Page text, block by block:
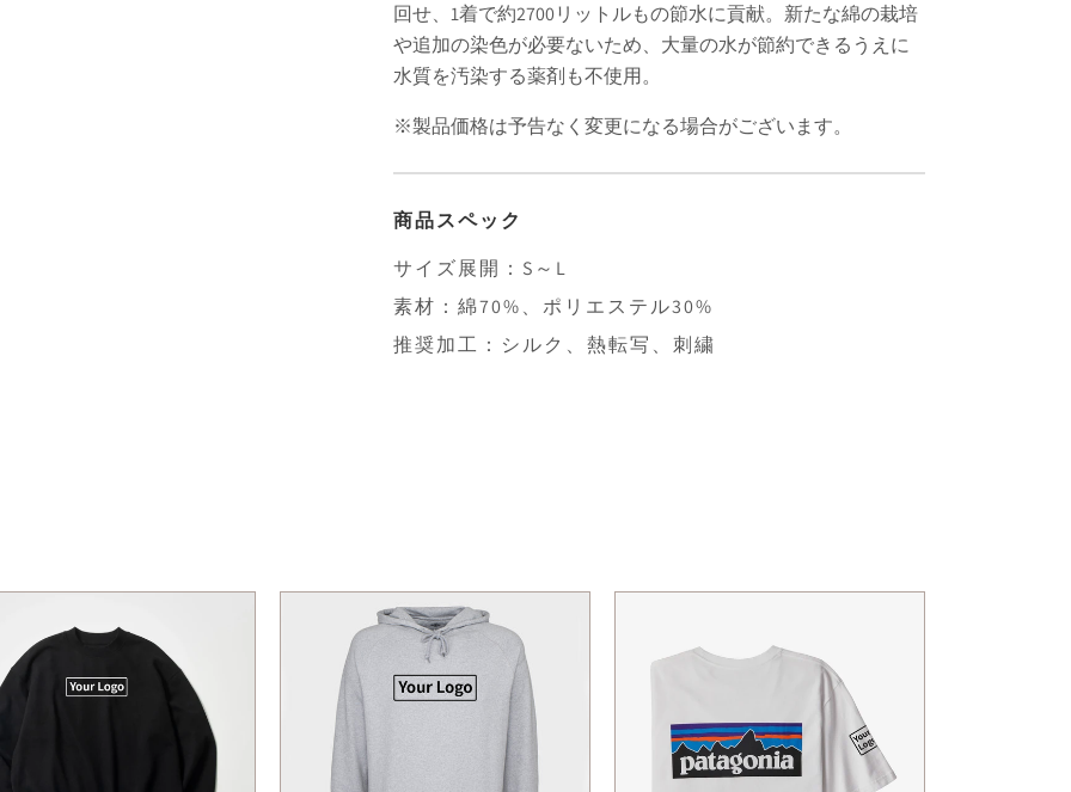
回せ、1着で約2700リットルもの節水に貢献。新たな綿の栽培
や追加の染色が必要ないため、大量の水が節約できるうえに
水質を汚染する薬剤も不使用。
※製品価格は予告なく変更になる場合がございます。
商品スペック
サイズ展開：S～L
素材：綿70%、ポリエステル30%
推奨加工：シルク、熱転写、刺繍